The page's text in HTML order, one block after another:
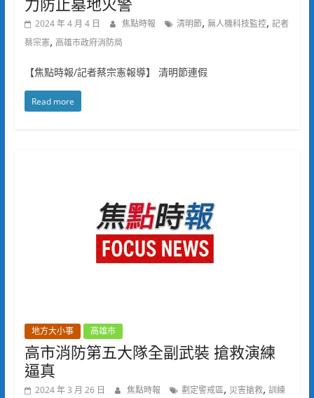
2024 年 4 月 4 日 焦點時報 清明節, 無人機科技監控, 記者
蔡宗憲, 高雄市政府消防局
【焦點時報/記者蔡宗憲報導】 清明節連假
Read more
地方大小事 高雄市
高市消防第五大隊全副武裝 搶救演練
逼真
2024 年 3 月 26 日 焦點時報 劃定警戒區, 災害搶救, 訓練